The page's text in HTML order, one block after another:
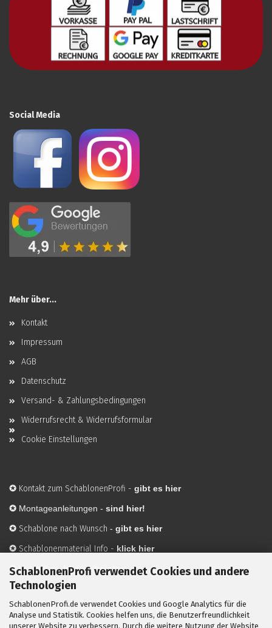
SchablonenProfi verwendet Cookies und andere
Technologien
SchablonenProfi.de verwendet Cookies und Google Analytics für die
Analyse und Statistik. Cookies helfen uns, die Benutzerfreundlichkeit
unserer Website zu verbessern. Durch die weitere Nutzung der Website
Social Media
Mehr über...
Kontakt
Impressum
AGB
Datenschutz
Versand- & Zahlungsbedingungen
Widerrufsrecht & Widerrufsformular
Cookie Einstellungen
✪ Kontakt zum SchablonenProfi - gibt es hier
✪ Montageanleitungen - sind hier!
✪ Schablone nach Wunsch - gibt es hier
✪ Schablonenmaterial Info - klick hier
✪Hersteller-hier mehr Infos
Mit ✪ gekennzeichnete Bilder sind KI-generierte